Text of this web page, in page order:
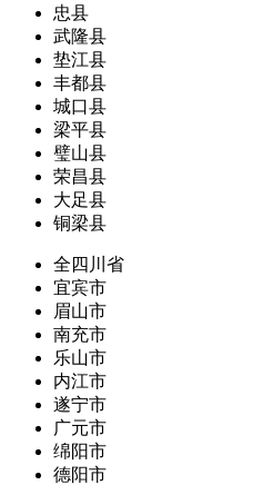
忠县
武隆县
垫江县
丰都县
城口县
梁平县
璧山县
荣昌县
大足县
铜梁县
全四川省
宜宾市
眉山市
南充市
乐山市
内江市
遂宁市
广元市
绵阳市
德阳市